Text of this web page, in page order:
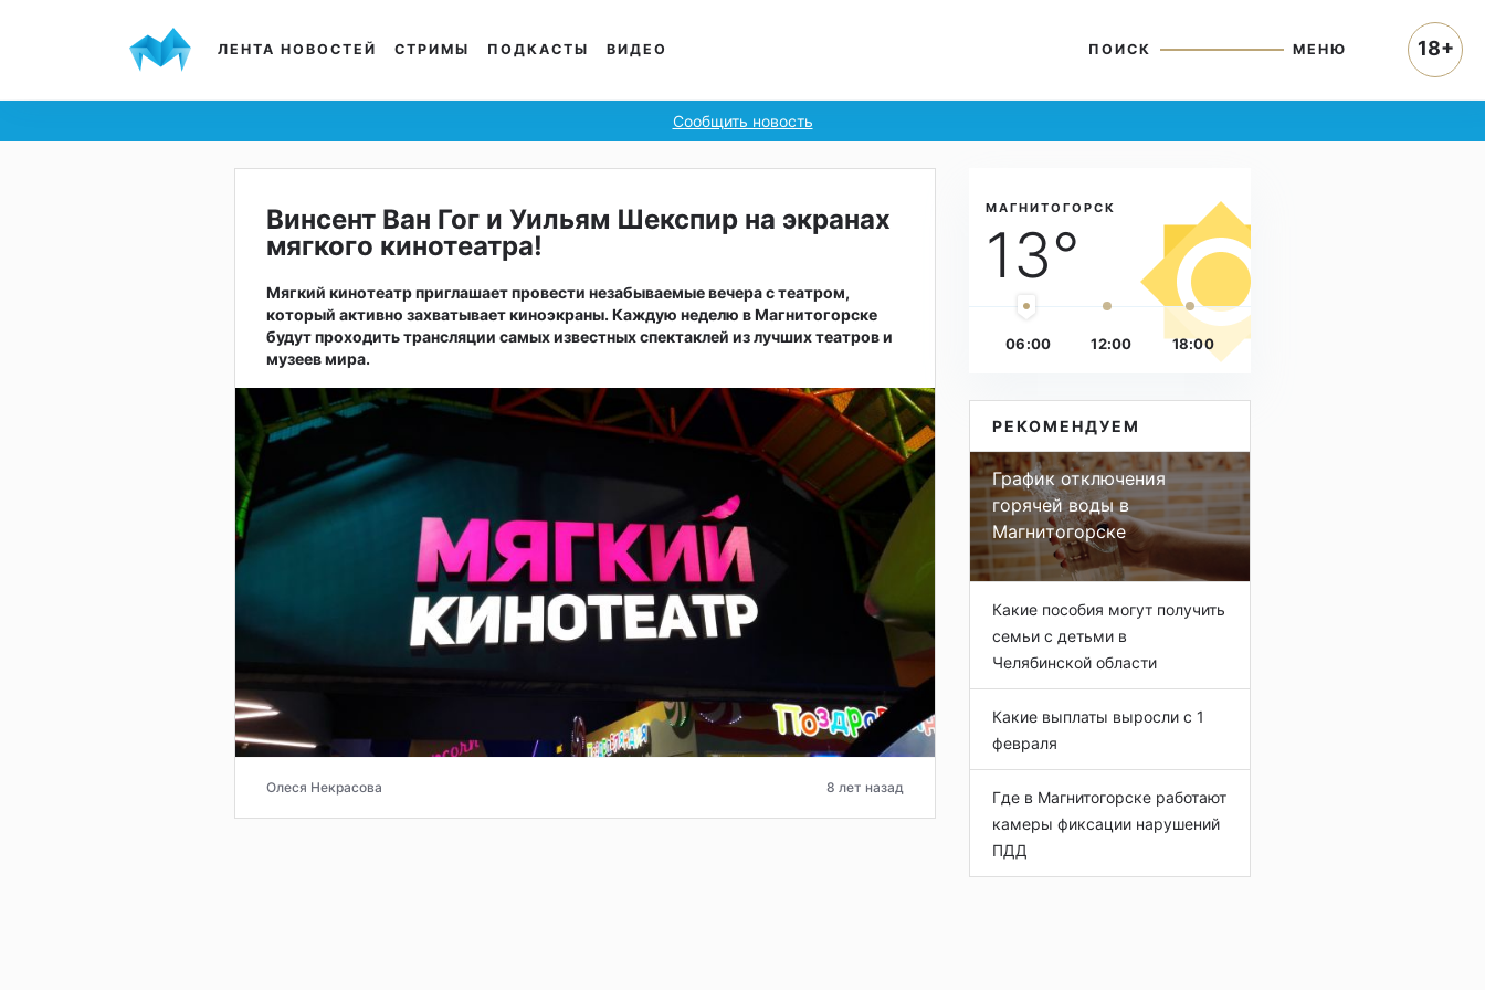
ЛЕНТА НОВОСТЕЙ СТРИМЫ ПОДКАСТЫ ВИДЕО ПОИСК МЕНЮ
Сообщить новость
Винсент Ван Гог и Уильям Шекспир на экранах
мягкого кинотеатра!
Мягкий кинотеатр приглашает провести незабываемые вечера с театром,
который активно захватывает киноэкраны. Каждую неделю в Магнитогорске
будут проходить трансляции самых известных спектаклей из лучших театров и
музеев мира.
Олеся Некрасова 8 лет назад
МАГНИТОГОРСК
13°
06:00 12:00 18:00
РЕКОМЕНДУЕМ
График отключения
горячей воды в
Магнитогорске
Какие пособия могут получить
семьи с детьми в
Челябинской области
Какие выплаты выросли с 1
февраля
Где в Магнитогорске работают
камеры фиксации нарушений
ПДД
18+